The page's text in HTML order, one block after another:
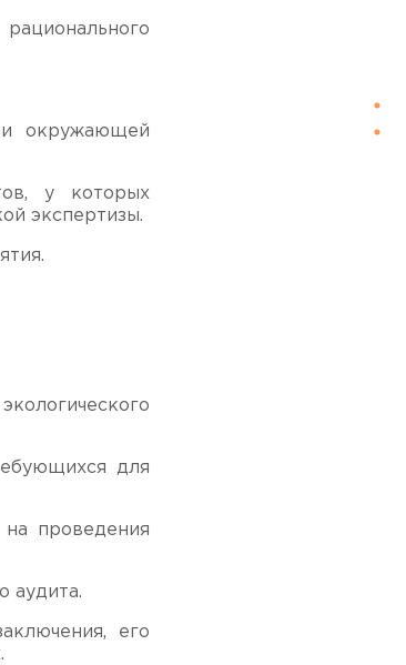
окружающей
у которых
экспертизы.
для
на проведения
аудита.
его